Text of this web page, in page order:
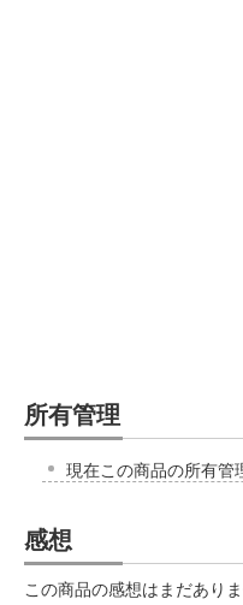
所有管理
現在この商品の所有管
感想
この商品の感想はまだありま